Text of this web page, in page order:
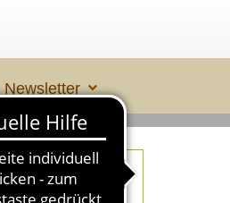
Newsletter
ÜBERALL 2